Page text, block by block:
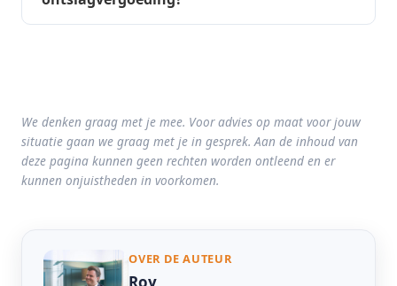
We denken graag met je mee. Voor advies op maat voor jouw
situatie gaan we graag met je in gesprek. Aan de inhoud van
deze pagina kunnen geen rechten worden ontleend en er
kunnen onjuistheden in voorkomen.
OVER DE AUTEUR